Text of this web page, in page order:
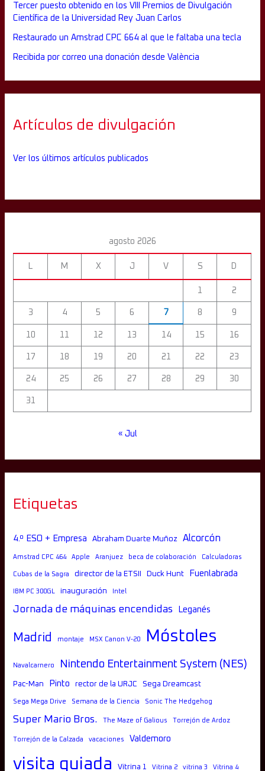
Tercer puesto obtenido en los VIII Premios de Divulgación
Científica de la Universidad Rey Juan Carlos
Restaurado un Amstrad CPC 664 al que le faltaba una tecla
Recibida por correo una donación desde València
Artículos de divulgación
Ver los últimos artículos publicados
agosto 2026
M X J V S D
2
3 4 5 6 7 8 9
10 12 13 14 15 16
17 18 19 20 21 22 23
24 25 26 27 28 29 30
31
« Jul
Etiquetas
4.º ESO + Empresa Abraham Duarte Muñoz Alcorcón
Amstrad CPC 464 Apple Aranjuez beca de colaboración Calculadoras
Cubas de la Sagra director de la ETSII Duck Hunt Fuenlabrada
IBM PC 300GL inauguración Intel
Jornada de máquinas encendidas Leganés
Madrid montaje MSX Canon V-20 Móstoles
Navalcarnero Nintendo Entertainment System (NES)
Pac-Man Pinto rector de la URJC Sega Dreamcast
Sega Mega Drive Semana de la Ciencia Sonic The Hedgehog
Super Mario Bros. The Maze of Galious Torrejón de Ardoz
Torrejón de la Calzada vacaciones Valdemoro
visita guiada Vitrina 1 Vitrina 2 vitrina 3 Vitrina 4